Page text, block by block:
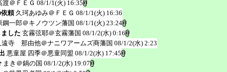
渡＠ＦＥＧ 08/1/1(火) 16:35
頼 久珂あゆみ＠ＦＥＧ 08/1/1(火) 16:36
鋼一郎＠キノウツン藩国 08/1/1(火) 23:24
した 玄霧弦耶＠玄霧藩国 08/1/2(水) 0:16
遠寺 那由他＠ナニワアームズ商藩国 08/1/2(水) 2:23
悪童屋 四季＠悪童同盟 08/1/2(水) 17:45
まき＠鍋の国 08/1/2(水) 19:07